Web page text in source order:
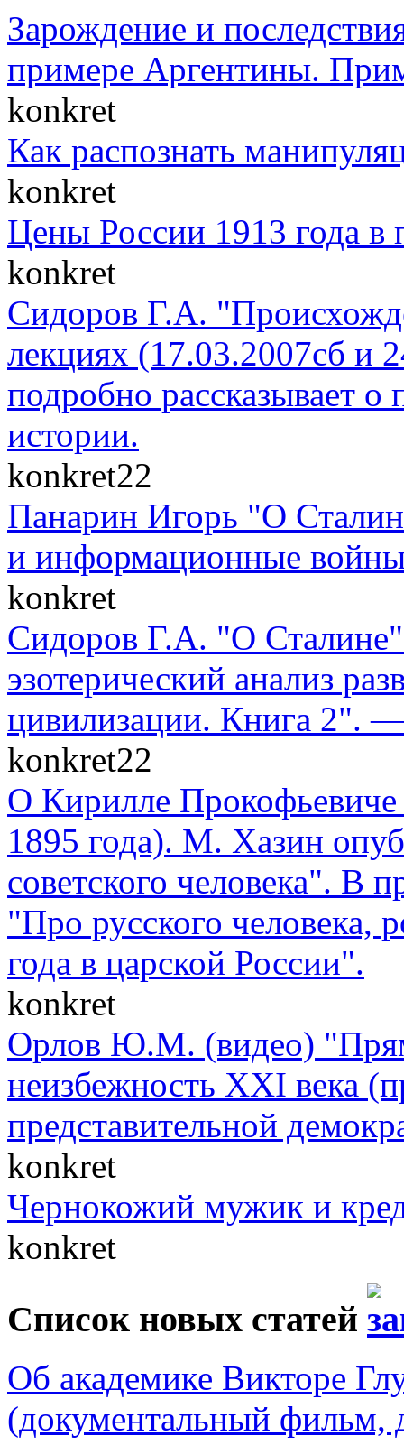
Зарождение и
примере Аргентины.
konkret
Как распознать
konkret
Цены России 1913 года в
konkret
Сидоров Г.А.
лекциях (17.03.2007сб и
подробно рассказывает о
истории.
konkret22
Панарин Игорь "О
и информационные
konkret
Сидоров Г.А. "О
эзотерический анализ
цивилизации. Книга 2".
konkret22
О Кирилле Прокофьевиче
1895 года). М. Хазин
советского человека". В
"Про русского человека,
года в царской России".
konkret
Орлов Ю.М. (видео)
неизбежность XXI века
представительной
konkret
Чернокожий мужик и
konkret
Список новых статей
Об академике Викторе
(документальный